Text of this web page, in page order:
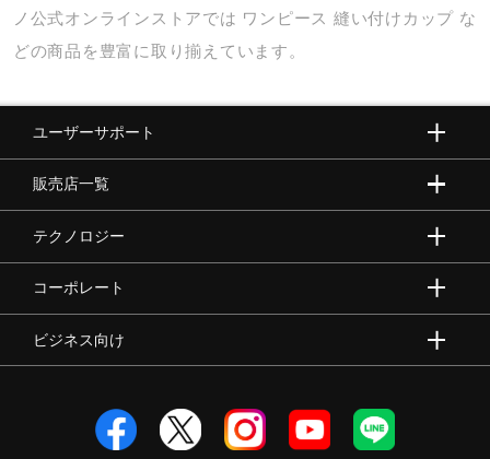
ノ公式オンラインストアでは ワンピース 縫い付けカップ な
どの商品を豊富に取り揃えています。
ユーザーサポート
販売店一覧
テクノロジー
コーポレート
ビジネス向け